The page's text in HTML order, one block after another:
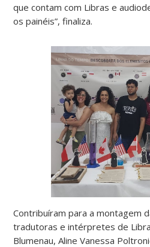
que contam com Libras e
os painéis”, finaliza.
Contribuíram para a montagem
tradutoras e intérpretes de
Blumenau, Aline Vanessa